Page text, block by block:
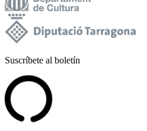
Suscríbete al boletín